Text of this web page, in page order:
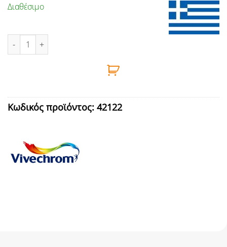
Διαθέσιμο
ΛΑΔΟΜΠΟΓΙΑ NEOCHROM No39 ΒΡΑΧΟΣ 750ml ποσότητα
Κωδικός προϊόντος: 42122